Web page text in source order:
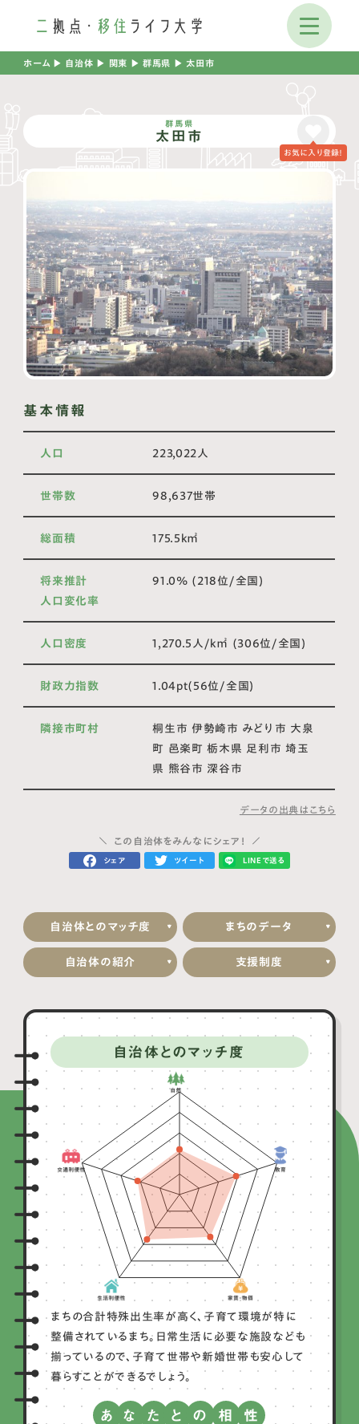
ホーム ▶︎ 自治体 ▶︎ 関東 ▶︎群馬県 ▶︎ 太田市
群馬県
太田市
お気に入り登録！
基本情報
人口 223,022人
世帯数 98,637世帯
総面積 175.5k㎡
将来推計
人口変化率
91.0% (218位/全国)
人口密度 1,270.5人/k㎡ (306位/全国)
財政力指数 1.04pt(56位/全国)
隣接市町村
桐生市 伊勢崎市 みどり市 大泉
町 邑楽町 栃木県 足利市 埼玉
県 熊谷市 深谷市
データの出典はこちら
この自治体をみんなにシェア！
シェア ツイート LINEで送る
自治体とのマッチ度 まちのデータ
自治体の紹介 支援制度
自治体とのマッチ度
まちの合計特殊出生率が高く、子育て環境が特に
整備されているまち。日常生活に必要な施設なども
揃っているので、子育て世帯や新婚世帯も安心して
暮らすことができるでしょう。
あ な た と の 相 性